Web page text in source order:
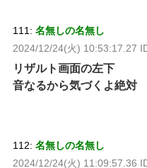
111: 名無しの名無し
2024/12/24(火) 10:53:17.27
リザルト画面の左下
音なるから気づくよ絶対
112: 名無しの名無し
2024/12/24(火) 11:09:57.36